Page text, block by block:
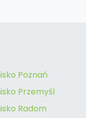
Poznań
Przemyśl
Radom